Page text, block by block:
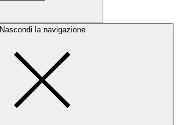
Nascondi la navigazione